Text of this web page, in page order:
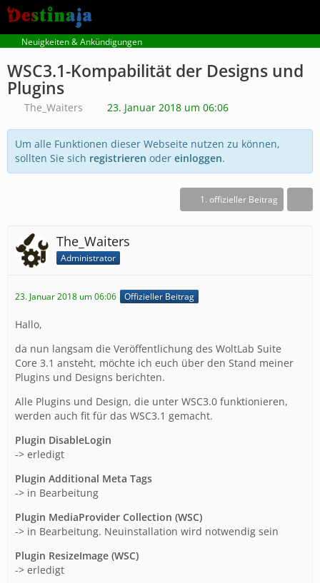
Neuigkeiten & Ankündigungen
WSC3.1-Kompabilität der Designs und
Plugins
The_Waiters 23. Januar 2018 um 06:06
Um alle Funktionen dieser Webseite nutzen zu können,
sollten Sie sich registrieren oder einloggen.
1. offizieller Beitrag
The_Waiters
Administrator
23. Januar 2018 um 06:06 Offizieller Beitrag
Hallo,
da nun langsam die Veröffentlichung des WoltLab Suite
Core 3.1 ansteht, möchte ich euch über den Stand meiner
Plugins und Designs berichten.
Alle Plugins und Design, die unter WSC3.0 funktionieren,
werden auch fit für das WSC3.1 gemacht.
Plugin DisableLogin
-> erledigt
Plugin Additional Meta Tags
-> in Bearbeitung
Plugin MediaProvider Collection (WSC)
-> in Bearbeitung. Neuinstallation wird notwendig sein
Plugin ResizeImage (WSC)
-> erledigt